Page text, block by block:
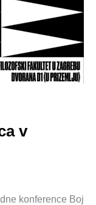
v
konference Boj